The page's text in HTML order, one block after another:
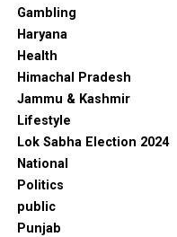
Gambling
Haryana
Health
Himachal Pradesh
Jammu & Kashmir
Lifestyle
Lok Sabha Election 2024
National
Politics
public
Punjab